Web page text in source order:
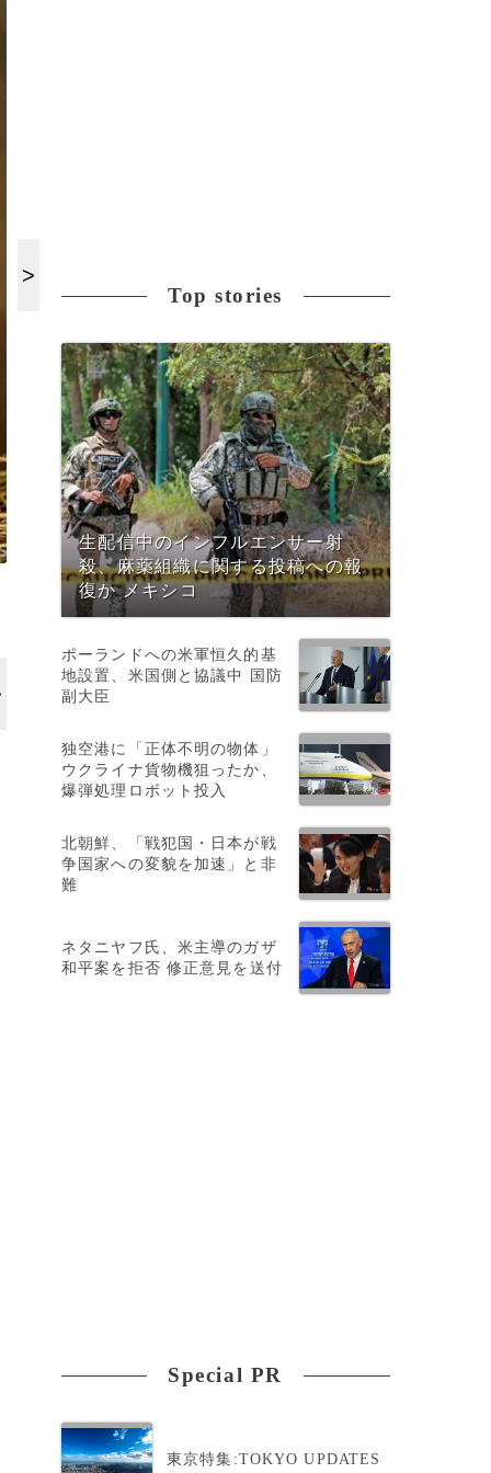
Top stories
生配信中のインフルエンサー射
殺、麻薬組織に関する投稿への報
復か メキシコ
ポーランドへの米軍恒久的基
地設置、米国側と協議中 国防
副大臣
独空港に「正体不明の物体」
ウクライナ貨物機狙ったか、
爆弾処理ロボット投入
北朝鮮、「戦犯国・日本が戦
争国家への変貌を加速」と非
難
ネタニヤフ氏、米主導のガザ
和平案を拒否 修正意見を送付
Special PR
東京特集:TOKYO UPDATES